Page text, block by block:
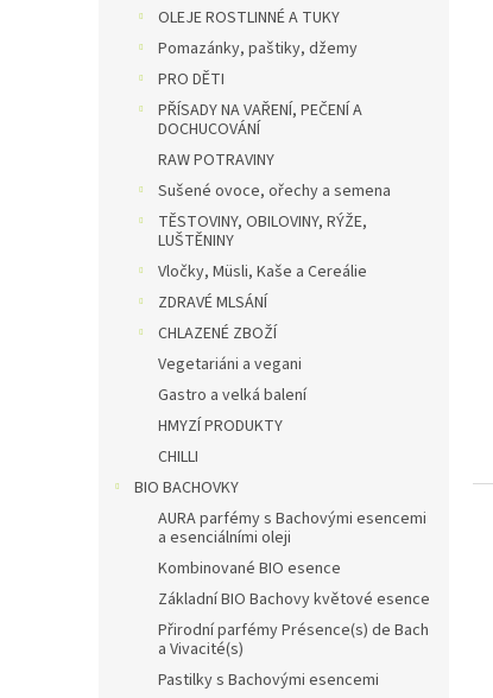
OLEJE ROSTLINNÉ A TUKY
Pomazánky, paštiky, džemy
PRO DĚTI
PŘÍSADY NA VAŘENÍ, PEČENÍ A
DOCHUCOVÁNÍ
RAW POTRAVINY
Sušené ovoce, ořechy a semena
TĚSTOVINY, OBILOVINY, RÝŽE,
LUŠTĚNINY
Vločky, Müsli, Kaše a Cereálie
ZDRAVÉ MLSÁNÍ
CHLAZENÉ ZBOŽÍ
Vegetariáni a vegani
Gastro a velká balení
HMYZÍ PRODUKTY
CHILLI
BIO BACHOVKY
AURA parfémy s Bachovými esencemi
a esenciálními oleji
Kombinované BIO esence
Základní BIO Bachovy květové esence
Přirodní parfémy Présence(s) de Bach
a Vivacité(s)
Pastilky s Bachovými esencemi